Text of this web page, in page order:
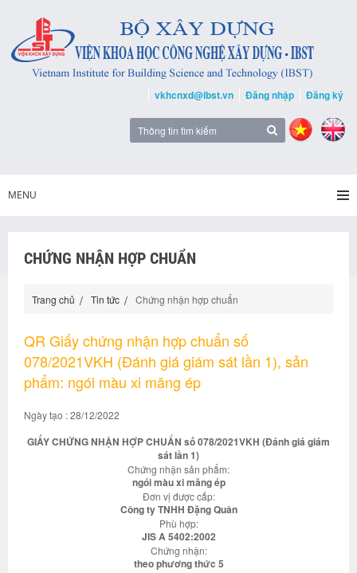
vkhcnxd@ibst.vn Đăng nhập Đăng ký
MENU
CHỨNG NHẬN HỢP CHUẨN
Trang chủ Tin tức Chứng nhận hợp chuẩn
QR Giấy chứng nhận hợp chuẩn số
078/2021VKH (Đánh giá giám sát lần 1), sản
phẩm: ngói màu xi măng ép
Ngày tạo : 28/12/2022
GIẤY CHỨNG NHẬN HỢP CHUẨN số 078/2021VKH (Đánh giá giám
sát lần 1)
Chứng nhận sản phẩm:
ngói màu xi măng ép
Đơn vị được cấp:
Công ty TNHH Đặng Quân
Phù hợp:
JIS A 5402:2002
Chứng nhận:
theo phương thức 5